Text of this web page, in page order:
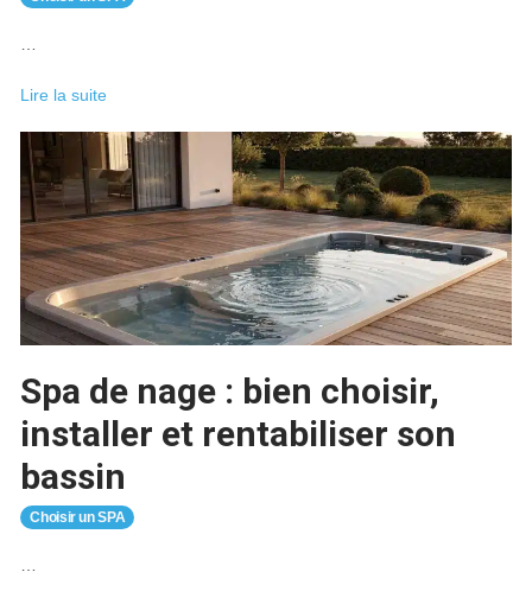
…
Quelle
dalle
béton
faut-
il
pour
un
spa
rigide
Lire la suite
Spa de nage : bien choisir,
installer et rentabiliser son
bassin
Choisir un SPA
…